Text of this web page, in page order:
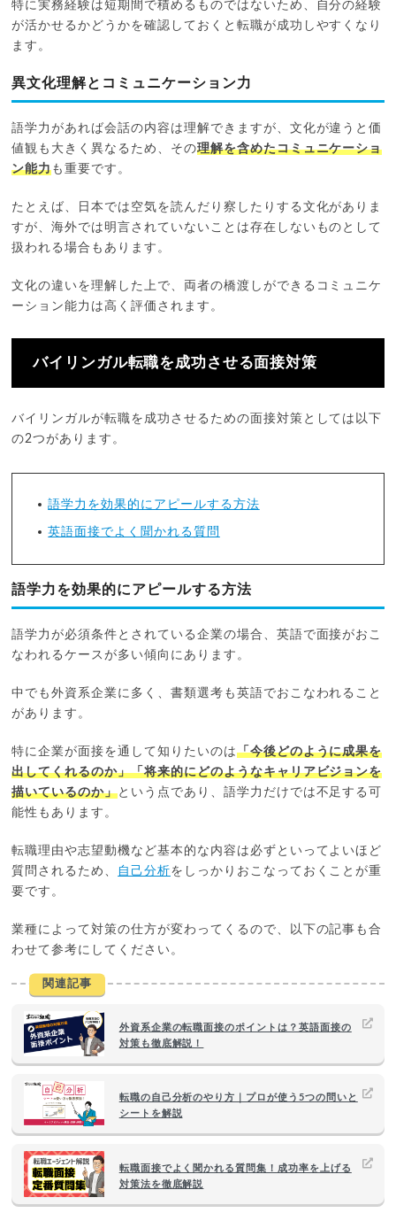
特に実務経験は短期間で積めるものではないため、自分の経験
が活かせるかどうかを確認しておくと転職が成功しやすくなり
ます。
異文化理解とコミュニケーション力
語学力があれば会話の内容は理解できますが、文化が違うと価
値観も大きく異なるため、その理解を含めたコミュニケーショ
ン能力も重要です。
たとえば、日本では空気を読んだり察したりする文化がありま
すが、海外では明言されていないことは存在しないものとして
扱われる場合もあります。
文化の違いを理解した上で、両者の橋渡しができるコミュニケ
ーション能力は高く評価されます。
バイリンガル転職を成功させる面接対策
バイリンガルが転職を成功させるための面接対策としては以下
の2つがあります。
語学力を効果的にアピールする方法
英語面接でよく聞かれる質問
語学力を効果的にアピールする方法
語学力が必須条件とされている企業の場合、英語で面接がおこ
なわれるケースが多い傾向にあります。
中でも外資系企業に多く、書類選考も英語でおこなわれること
があります。
特に企業が面接を通して知りたいのは「今後どのように成果を
出してくれるのか」「将来的にどのようなキャリアビジョンを
描いているのか」という点であり、語学力だけでは不足する可
能性もあります。
転職理由や志望動機など基本的な内容は必ずといってよいほど
質問されるため、
自己分析をしっかりおこなっておくことが重
要です。
業種によって対策の仕方が変わってくるので、以下の記事も合
わせて参考にしてください。
関連記事
外資系企業の転職面接のポイントは？英語面接の
対策も徹底解説！
転職の自己分析のやり方｜プロが使う5つの問いと
シートを解説
転職面接でよく聞かれる質問集！成功率を上げる
対策法を徹底解説